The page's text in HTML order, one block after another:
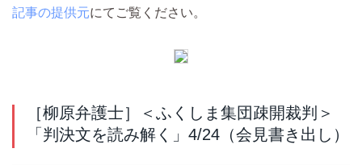
記事の提供元にてご覧ください。
［柳原弁護士］＜ふくしま集団疎開裁判＞
「判決文を読み解く」4/24（会見書き出し）